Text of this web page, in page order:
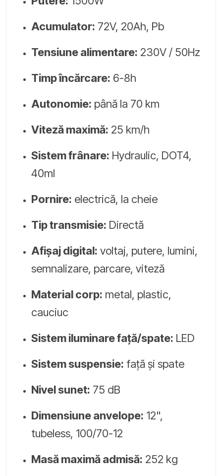
Acumulator: 72V, 20Ah, Pb
Tensiune alimentare: 230V / 50Hz
Timp încărcare: 6-8h
Autonomie: până la 70 km
Viteză maximă: 25 km/h
Sistem frânare: Hydraulic, DOT4,
40ml
Pornire: electrică, la cheie
Tip transmisie: Directă
Afișaj digital: voltaj, putere, lumini,
semnalizare, parcare, viteză
Material corp: metal, plastic,
cauciuc
Sistem iluminare față/spate: LED
Sistem suspensie: față și spate
Nivel sunet: 75 dB
Dimensiune anvelope: 12",
tubeless, 100/70-12
Masă maximă admisă: 252 kg